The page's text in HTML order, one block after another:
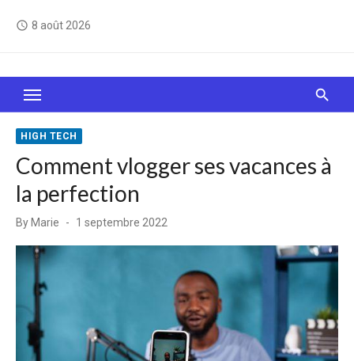
access_time 8 août 2026
Le Web, c'est comme une boîte de chocolats… On
sait jamais sur quoi on va tomber !
HIGH TECH
Comment vlogger ses vacances à
la perfection
By Marie
Posted
1 septembre 2022